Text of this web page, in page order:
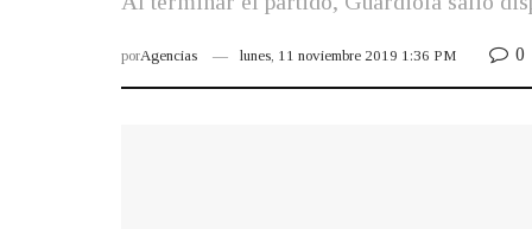
porAgencias lunes, 11 noviembre 2019 1:36 PM 0